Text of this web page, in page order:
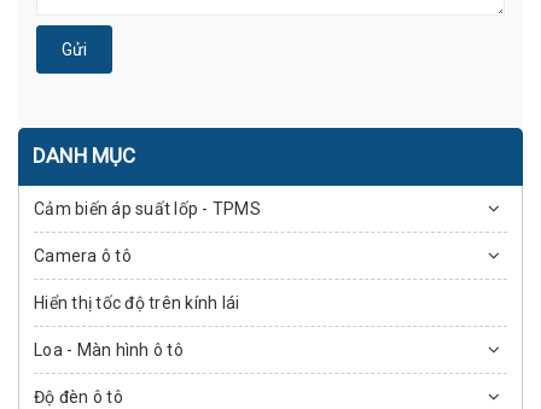
Gửi
DANH MỤC
Cảm biến áp suất lốp - TPMS
Camera ô tô
Hiển thị tốc độ trên kính lái
Loa - Màn hình ô tô
Độ đèn ô tô